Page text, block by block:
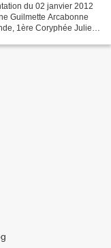
du 02 janvier 2012
Guilmette Arcabonne
1ère Coryphée Julie